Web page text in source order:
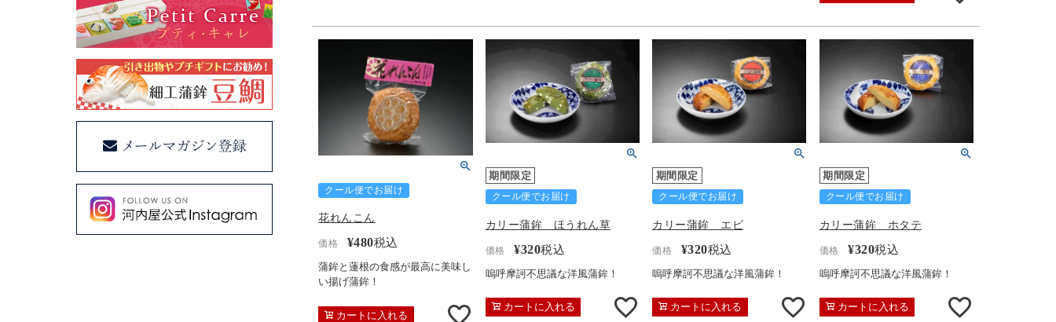
クール便でお届け
花れんこん
価格 ¥480税込
蒲鉾と蓮根の食感が最高に美味し
い揚げ蒲鉾！
カートに入れる
期間限定
クール便でお届け
カリー蒲鉾 ほうれん草
価格 ¥320税込
嗚呼摩訶不思議な洋風蒲鉾！
カートに入れる
期間限定
クール便でお届け
カリー蒲鉾 エビ
価格 ¥320税込
嗚呼摩訶不思議な洋風蒲鉾！
カートに入れる
期間限定
クール便でお届け
カリー蒲鉾 ホタテ
価格 ¥320税込
嗚呼摩訶不思議な洋風蒲鉾！
カートに入れる